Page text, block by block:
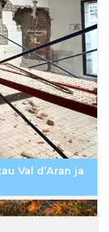
Val d’Aran ja